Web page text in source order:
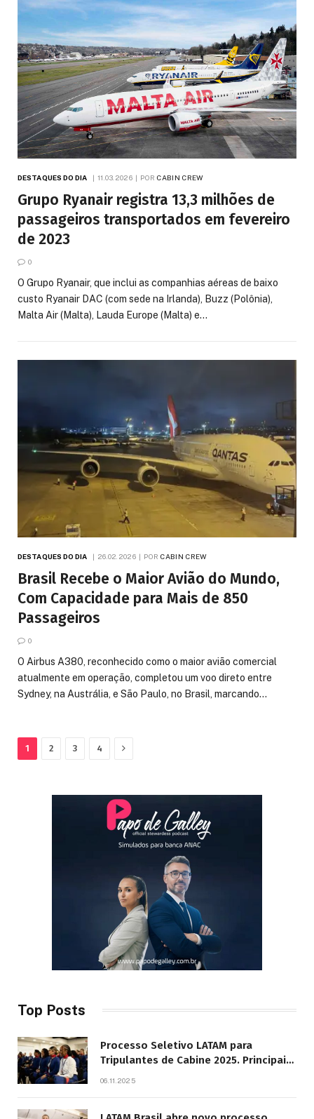
DESTAQUES DO DIA 11.03.2026 POR CABIN CREW
Grupo Ryanair registra 13,3 milhões de
passageiros transportados em fevereiro
de 2023
0
O Grupo Ryanair, que inclui as companhias aéreas de baixo
custo Ryanair DAC (com sede na Irlanda), Buzz (Polônia),
Malta Air (Malta), Lauda Europe (Malta) e…
DESTAQUES DO DIA 26.02.2026 POR CABIN CREW
Brasil Recebe o Maior Avião do Mundo,
Com Capacidade para Mais de 850
Passageiros
0
O Airbus A380, reconhecido como o maior avião comercial
atualmente em operação, completou um voo direto entre
Sydney, na Austrália, e São Paulo, no Brasil, marcando…
1 2 3 4 Proximo
Top Posts
Processo Seletivo LATAM para
Tripulantes de Cabine 2025. Principais
06.11.2025